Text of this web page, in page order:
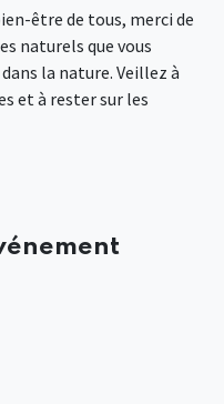
être de tous, merci de
naturels que vous
la nature. Veillez à
et à rester sur les